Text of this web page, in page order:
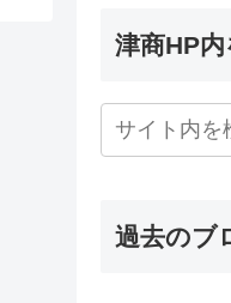
津商HP
過去のブ